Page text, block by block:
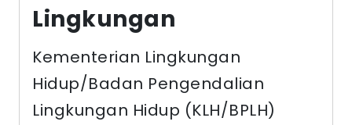
Lingkungan
Kementerian Lingkungan
Hidup/Badan Pengendalian
Lingkungan Hidup (KLH/BPLH)